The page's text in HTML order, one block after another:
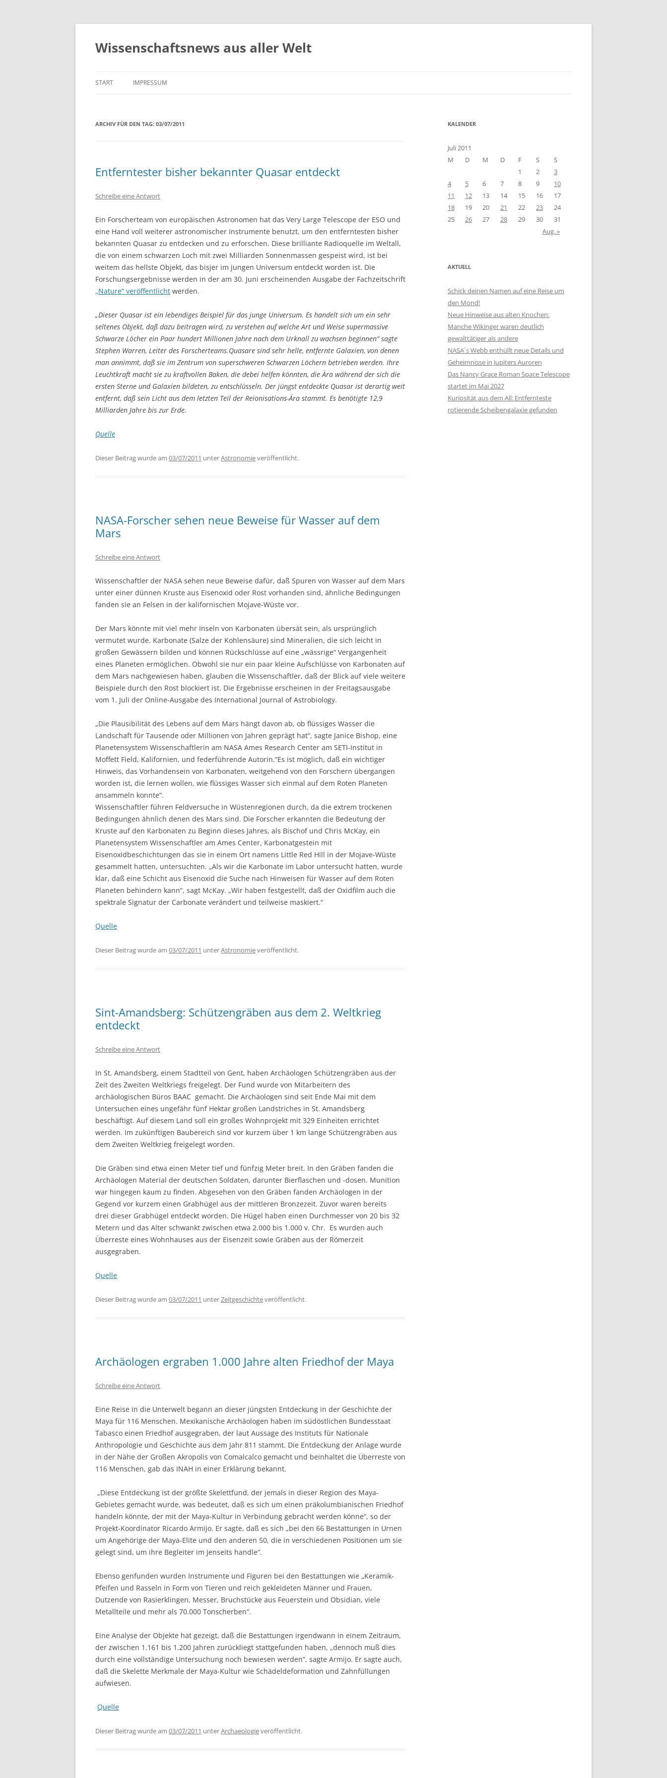
Zum
springen
Wissenschaftsnews aus aller Welt
START IMPRESSUM
ARCHIV FÜR DEN TAG: 03/07/2011
Entferntester bisher bekannter Quasar entdeckt
Schreibe eine Antwort
Ein Forscherteam von europäischen Astronomen hat das Very Large Telescope der ESO und
eine Hand voll weiterer astronomischer Instrumente benutzt, um den entferntesten bisher
bekannten Quasar zu entdecken und zu erforschen. Diese brilliante Radioquelle im Weltall,
die von einem schwarzen Loch mit zwei Milliarden Sonnenmassen gespeist wird, ist bei
weitem das hellste Objekt, das bisjer im jungen Universum entdeckt worden ist. Die
Forschungsergebnisse werden in der am 30. Juni erscheinenden Ausgabe der Fachzeitschrift
„Nature“ veröffentlicht werden.
„Dieser Quasar ist ein lebendiges Beispiel für das junge Universum. Es handelt sich um ein sehr
seltenes Objekt, daß dazu beitragen wird, zu verstehen auf welche Art und Weise supermassive
Schwarze Löcher ein Paar hundert Millionen Jahre nach dem Urknall zu wachsen beginnen“ sagte
Stephen Warren, Leiter des Forscherteams.Quasare sind sehr helle, entfernte Galaxien, von denen
man annimmt, daß sie im Zentrum von superschweren Schwarzen Löchern betrieben werden. Ihre
Leuchtkraft macht sie zu kraftvollen Baken, die debei helfen könnten, die Ära während der sich die
ersten Sterne und Galaxien bildeten, zu entschlüsseln. Der jüngst entdeckte Quasar ist derartig weit
entfernt, daß sein Licht aus dem letzten Teil der Reionisations-Ära stammt. Es benötigte 12,9
Milliarden Jahre bis zur Erde.
Quelle
Dieser Beitrag wurde am 03/07/2011 unterAstronomieveröffentlicht.
NASA-Forscher sehen neue Beweise für Wasser auf dem
Mars
Schreibe eine Antwort
Wissenschaftler der NASA sehen neue Beweise dafür, daß Spuren von Wasser auf dem Mars
unter einer dünnen Kruste aus Eisenoxid oder Rost vorhanden sind, ähnliche Bedingungen
fanden sie an Felsen in der kalifornischen Mojave-Wüste vor.
Der Mars könnte mit viel mehr Inseln von Karbonaten übersät sein, als ursprünglich
vermutet wurde. Karbonate (Salze der Kohlensäure) sind Mineralien, die sich leicht in
großen Gewässern bilden und können Rückschlüsse auf eine „wässrige“ Vergangenheit
eines Planeten ermöglichen. Obwohl sie nur ein paar kleine Aufschlüsse von Karbonaten auf
dem Mars nachgewiesen haben, glauben die Wissenschaftler, daß der Blick auf viele weitere
Beispiele durch den Rost blockiert ist. Die Ergebnisse erscheinen in der Freitagsausgabe
vom 1. Juli der Online-Ausgabe des International Journal of Astrobiology.
„Die Plausibilität des Lebens auf dem Mars hängt davon ab, ob flüssiges Wasser die
Landschaft für Tausende oder Millionen von Jahren geprägt hat“, sagte Janice Bishop, eine
Planetensystem Wissenschaftlerin am NASA Ames Research Center am SETI-Institut in
Moffett Field, Kalifornien, und federführende Autorin.“Es ist möglich, daß ein wichtiger
Hinweis, das Vorhandensein von Karbonaten, weitgehend von den Forschern übergangen
worden ist, die lernen wollen, wie flüssiges Wasser sich einmal auf dem Roten Planeten
ansammeln konnte“.
Wissenschaftler führen Feldversuche in Wüstenregionen durch, da die extrem trockenen
Bedingungen ähnlich denen des Mars sind. Die Forscher erkannten die Bedeutung der
Kruste auf den Karbonaten zu Beginn dieses Jahres, als Bischof und Chris McKay, ein
Planetensystem Wissenschaftler am Ames Center, Karbonatgestein mit
Eisenoxidbeschichtungen das sie in einem Ort namens Little Red Hill in der Mojave-Wüste
gesammelt hatten, untersuchten. „Als wir die Karbonate im Labor untersucht hatten, wurde
klar, daß eine Schicht aus Eisenoxid die Suche nach Hinweisen für Wasser auf dem Roten
Planeten behindern kann“, sagt McKay. „Wir haben festgestellt, daß der Oxidfilm auch die
spektrale Signatur der Carbonate verändert und teilweise maskiert.“
Quelle
Dieser Beitrag wurde am 03/07/2011 unterAstronomieveröffentlicht.
Sint-Amandsberg: Schützengräben aus dem 2. Weltkrieg
entdeckt
Schreibe eine Antwort
In St. Amandsberg, einem Stadtteil von Gent, haben Archäologen Schützengräben aus der
Zeit des Zweiten Weltkriegs freigelegt. Der Fund wurde von Mitarbeitern des
archäologischen Büros BAAC gemacht. Die Archäologen sind seit Ende Mai mit dem
Untersuchen eines ungefähr fünf Hektar großen Landstriches in St. Amandsberg
beschäftigt. Auf diesem Land soll ein großes Wohnprojekt mit 329 Einheiten errichtet
werden. Im zukünftigen Baubereich sind vor kurzem über 1 km lange Schützengräben aus
dem Zweiten Weltkrieg freigelegt worden.
Die Gräben sind etwa einen Meter tief und fünfzig Meter breit. In den Gräben fanden die
Archäologen Material der deutschen Soldaten, darunter Bierflaschen und -dosen. Munition
war hingegen kaum zu finden. Abgesehen von den Gräben fanden Archäologen in der
Gegend vor kurzem einen Grabhügel aus der mittleren Bronzezeit. Zuvor waren bereits
drei dieser Grabhügel entdeckt worden. Die Hügel haben einen Durchmesser von 20 bis 32
Metern und das Alter schwankt zwischen etwa 2.000 bis 1.000 v. Chr. Es wurden auch
Überreste eines Wohnhauses aus der Eisenzeit sowie Gräben aus der Römerzeit
ausgegraben.
Quelle
Dieser Beitrag wurde am 03/07/2011 unterZeitgeschichteveröffentlicht.
Archäologen ergraben 1.000 Jahre alten Friedhof der Maya
Schreibe eine Antwort
Eine Reise in die Unterwelt begann an dieser jüngsten Entdeckung in der Geschichte der
Maya für 116 Menschen. Mexikanische Archäologen haben im südöstlichen Bundesstaat
Tabasco einen Friedhof ausgegraben, der laut Aussage des Instituts für Nationale
Anthropologie und Geschichte aus dem Jahr 811 stammt. Die Entdeckung der Anlage wurde
in der Nähe der Großen Akropolis von Comalcalco gemacht und beinhaltet die Überreste von
116 Menschen, gab das INAH in einer Erklärung bekannt.
„Diese Entdeckung ist der größte Skelettfund, der jemals in dieser Region des Maya-
Gebietes gemacht wurde, was bedeutet, daß es sich um einen präkolumbianischen Friedhof
handeln könnte, der mit der Maya-Kultur in Verbindung gebracht werden könne“, so der
Projekt-Koordinator Ricardo Armijo. Er sagte, daß es sich „bei den 66 Bestattungen in Urnen
um Angehörige der Maya-Elite und den anderen 50, die in verschiedenen Positionen um sie
gelegt sind, um ihre Begleiter im Jenseits handle“.
Ebenso genfunden wurden Instrumente und Figuren bei den Bestattungen wie „Keramik-
Pfeifen und Rasseln in Form von Tieren und reich gekleideten Männer und Frauen,
Dutzende von Rasierklingen, Messer, Bruchstücke aus Feuerstein und Obsidian, viele
Metallteile und mehr als 70.000 Tonscherben“.
Eine Analyse der Objekte hat gezeigt, daß die Bestattungen irgendwann in einem Zeitraum,
der zwischen 1.161 bis 1.200 Jahren zurückliegt stattgefunden haben, „dennoch muß dies
durch eine vollständige Untersuchung noch bewiesen werden“, sagte Armijo. Er sagte auch,
daß die Skelette Merkmale der Maya-Kultur wie Schädeldeformation und Zahnfüllungen
aufwiesen.
Quelle
Dieser Beitrag wurde am 03/07/2011 unterArchaeologieveröffentlicht.
KALENDER
Juli 2011
M
D M D F S
S
1
2
3
4
5 6 7 8 9
10
11
12 13 14 15 16
17
18
19 20 21 22 23
24
25
26 27 28 29 30
31
Aug. »
AKTUELL
Schick deinen Namen auf eine Reise um
den Mond!
Neue Hinweise aus alten Knochen:
Manche Wikinger waren deutlich
gewalttätiger als andere
NASA´s Webb enthüllt neue Details und
Geheimnisse in Jupiters Auroren
Das Nancy Grace Roman Space Telescope
startet im Mai 2027
Kuriosität aus dem All: Entfernteste
rotierende Scheibengalaxie gefunden